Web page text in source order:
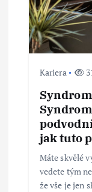
Kariera
jak tuto
Máte skvělé
vedete tým
že vše je jen